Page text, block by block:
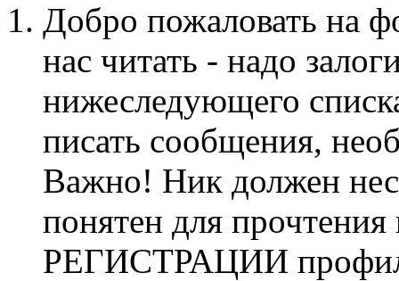
Добро пожаловать на
нас читать - надо
нижеследующего
писать сообщения,
Важно! Ник должен
понятен для
РЕГИСТРАЦИИ профиль